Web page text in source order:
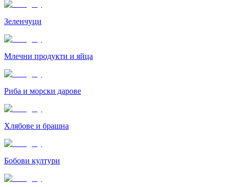
Зеленчуци
Млечни продукти и яйца
Риба и морски дарове
Хлябове и брашна
Бобови култури